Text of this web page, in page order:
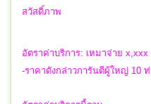
สวัสดิ์ภาพ
อัตราค่าบริการ: เหมาจ่าย x,xxx
-ราคาดังกล่าวการันตีผู้ใหญ่ 10